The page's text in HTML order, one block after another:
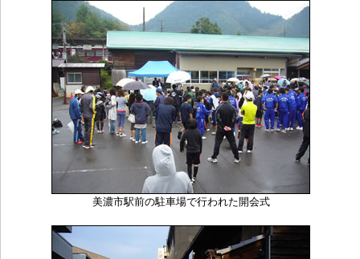
美濃市駅前の駐車場で行われた開会式